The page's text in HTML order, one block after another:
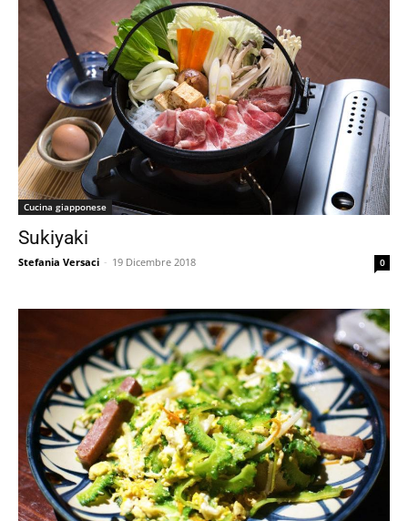
Cucina giapponese
Sukiyaki
Stefania Versaci - 19 Dicembre 2018 0